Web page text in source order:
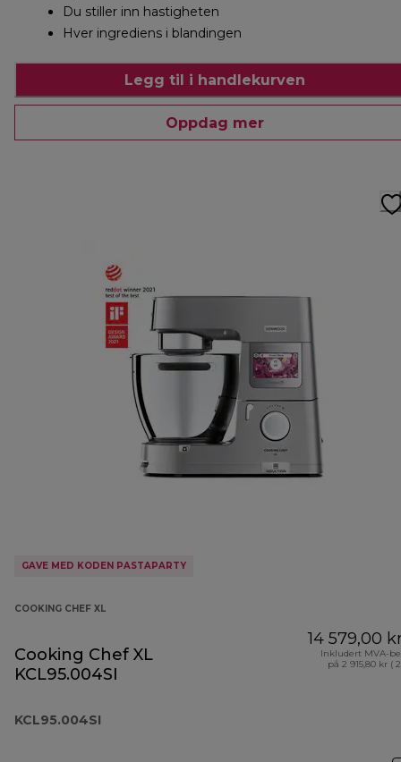
Du stiller inn hastigheten
Hver ingrediens i blandingen
Legg til i handlekurven
Oppdag mer
GAVE MED KODEN PASTAPARTY
COOKING CHEF XL
Cooking Chef XL
KCL95.004SI
KCL95.004SI
14 579,00
Inkludert MVA-
på 2 915,80 kr (